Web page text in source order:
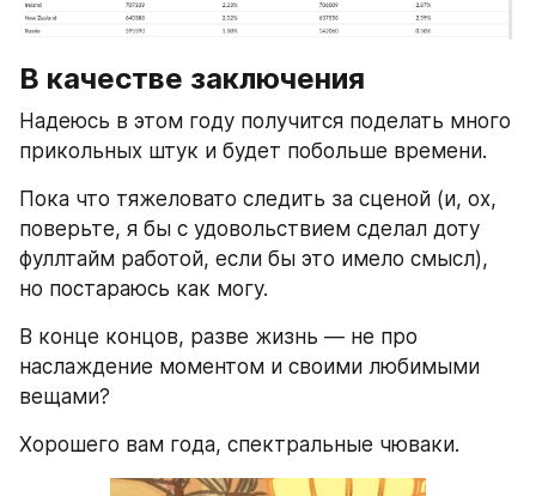
В качестве заключения
Надеюсь в этом году получится поделать много
прикольных штук и будет побольше времени.
Пока что тяжеловато следить за сценой (и, ох,
поверьте, я бы с удовольствием сделал доту
фуллтайм работой, если бы это имело смысл),
но постараюсь как могу.
В конце концов, разве жизнь — не про
наслаждение моментом и своими любимыми
вещами?
Хорошего вам года, спектральные чюваки.